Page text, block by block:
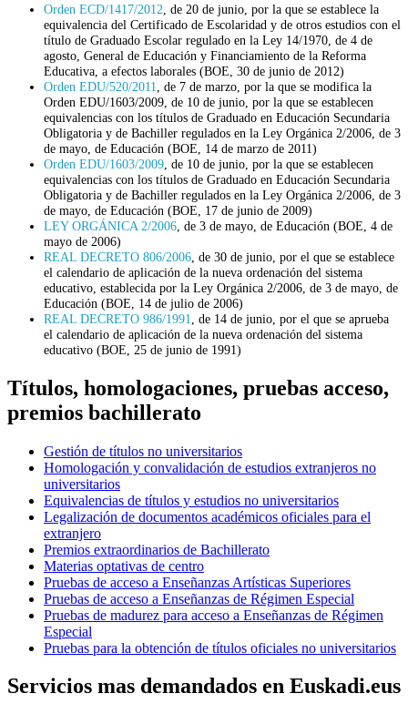
Orden ECD/1417/2012 , de 20 de junio, por la que se establece la
equivalencia del Certificado de Escolaridad y de otros estudios con el
título de Graduado Escolar regulado en la Ley 14/1970, de 4 de
agosto, General de Educación y Financiamiento de la Reforma
Educativa, a efectos laborales (BOE, 30 de junio de 2012)
Orden EDU/520/2011
, de 7 de marzo, por la que se modifica la
Orden EDU/1603/2009, de 10 de junio, por la que se establecen
equivalencias con los títulos de Graduado en Educación Secundaria
Obligatoria y de Bachiller regulados en la Ley Orgánica 2/2006, de 3
de mayo, de Educación (BOE, 14 de marzo de 2011)
Orden EDU/1603/2009 , de 10 de junio, por la que se establecen
equivalencias con los títulos de Graduado en Educación Secundaria
Obligatoria y de Bachiller regulados en la Ley Orgánica 2/2006, de 3
de mayo, de Educación (BOE, 17 de junio de 2009)
LEY ORGÁNICA 2/2006 , de 3 de mayo, de Educación (BOE, 4 de
mayo de 2006)
REAL DECRETO 806/2006 , de 30 de junio, por el que se establece
el calendario de aplicación de la nueva ordenación del sistema
educativo, establecida por la Ley Orgánica 2/2006, de 3 de mayo, de
Educación (BOE, 14 de julio de 2006)
REAL DECRETO 986/1991
, de 14 de junio, por el que se aprueba
el calendario de aplicación de la nueva ordenación del sistema
educativo (BOE, 25 de junio de 1991)
Títulos, homologaciones, pruebas acceso,
premios bachillerato
Gestión de títulos no universitarios
Homologación y convalidación de estudios extranjeros no
universitarios
Equivalencias de títulos y estudios no universitarios
Legalización de documentos académicos oficiales para el
extranjero
Premios extraordinarios de Bachillerato
Materias optativas de centro
Pruebas de acceso a Enseñanzas Artísticas Superiores
Pruebas de acceso a Enseñanzas de Régimen Especial
Pruebas de madurez para acceso a Enseñanzas de Régimen
Especial
Pruebas para la obtención de títulos oficiales no universitarios
Servicios mas demandados en Euskadi.eus